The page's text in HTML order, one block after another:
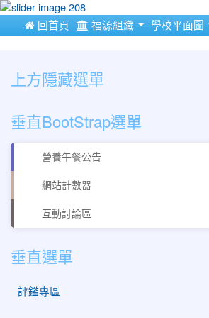
 回首頁 福源組織 學校平面圖
上方隱藏選單
垂直BootStrap選單
營養午餐公告
網站計數器
互動討論區
垂直選單
評鑑專區